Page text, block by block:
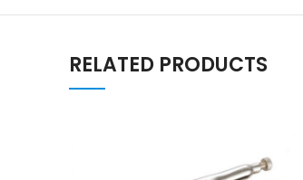
RELATED PRODUCTS